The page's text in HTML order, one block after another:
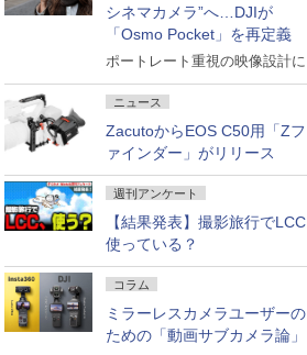
シネマカメラ”へ…DJIが
「Osmo Pocket」を再定義
ポートレート重視の映像設計に
ニュース
ZacutoからEOS C50用「Zフ
ァインダー」がリリース
週刊アンケート
【結果発表】撮影旅行でLCC
使っている？
コラム
ミラーレスカメラユーザーの
ための「動画サブカメラ論」